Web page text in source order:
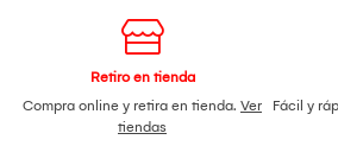
Retiro en tienda
Compra online y retira en tienda. Ver
tiendas
Fácil y